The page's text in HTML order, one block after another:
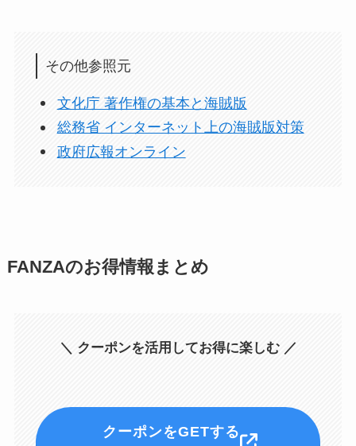
その他参照元
文化庁 著作権の基本と海賊版
総務省 インターネット上の海賊版対策
政府広報オンライン
FANZAのお得情報まとめ
＼ クーポンを活用してお得に楽しむ ／
クーポンをGETする